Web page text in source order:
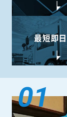
最短即